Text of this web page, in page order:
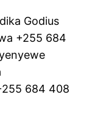
Godius
+255 684
684 408